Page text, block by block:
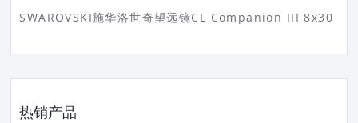
SWAROVSKI施华洛世奇望远镜CL Companion III 8x30
热销产品